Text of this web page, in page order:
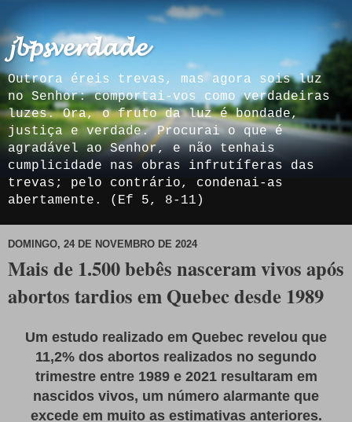
𝓳𝓫𝓹𝓼𝓿𝓮𝓻𝓭𝓪𝓭𝓮
Outrora éreis trevas, mas agora sois luz
no Senhor: comportai-vos como verdadeiras
luzes. Ora, o fruto da luz é bondade,
justiça e verdade. Procurai o que é
agradável ao Senhor, e não tenhais
cumplicidade nas obras infrutíferas das
trevas; pelo contrário, condenai-as
abertamente. (Ef 5, 8-11)
DOMINGO, 24 DE NOVEMBRO DE 2024
Mais de 1.500 bebês nasceram vivos após
abortos tardios em Quebec desde 1989
Um estudo realizado em Quebec revelou que
11,2% dos abortos realizados no segundo
trimestre entre 1989 e 2021 resultaram em
nascidos vivos, um número alarmante que
excede em muito as estimativas anteriores.